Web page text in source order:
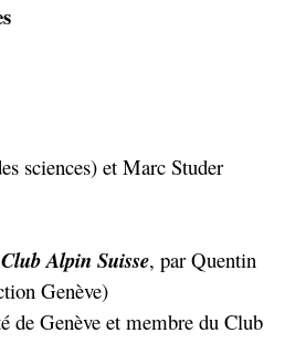
sciences) et Marc Studer
Alpin Suisse, par Quentin
Genève)
de Genève et membre du Club